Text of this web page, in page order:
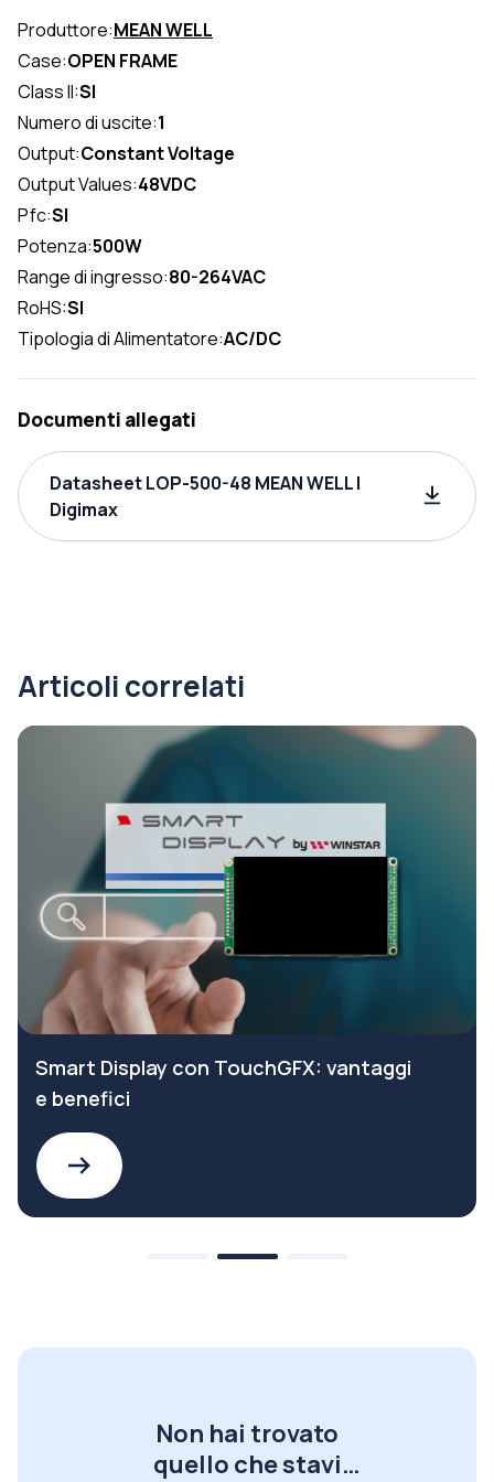
Produttore:MEAN WELL
Case:OPEN FRAME
Class II:SI
Numero di uscite:1
Output:Constant Voltage
Output Values:48VDC
Pfc:SI
Potenza:500W
Range di ingresso:80-264VAC
RoHS:SI
Tipologia di Alimentatore:AC/DC
Documenti allegati
Datasheet LOP-500-48 MEAN WELL |
Digimax
Articoli correlati
Smart Display con TouchGFX: vantaggi
e benefici
Non hai trovato
quello che stavi